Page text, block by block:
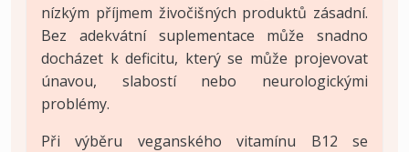
nízkým příjmem živočišných produktů zásadní.
Bez adekvátní suplementace může snadno
docházet k deficitu, který se může projevovat
únavou, slabostí nebo neurologickými
problémy.
Při výběru veganského vitamínu B12 se